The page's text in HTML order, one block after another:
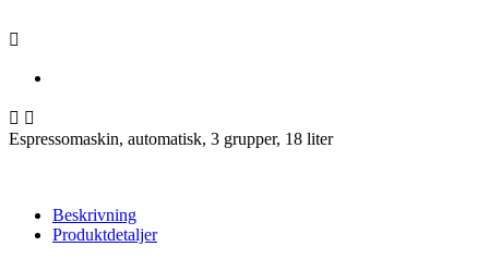

 
Espressomaskin, automatisk, 3 grupper, 18 liter
Beskrivning
Produktdetaljer